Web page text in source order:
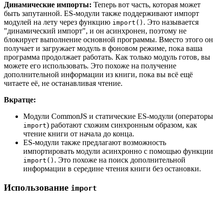
Динамические импорты: Теперь вот часть, которая может
быть запутанной. ES-модули также поддерживают импорт
модулей на лету через функцию import() . Это называется
"динамический импорт", и он асинхронен, поэтому не
блокирует выполнение основной программы. Вместо этого он
получает и загружает модуль в фоновом режиме, пока ваша
программа продолжает работать. Как только модуль готов, вы
можете его использовать. Это похоже на получение
дополнительной информации из книги, пока вы всё ещё
читаете её, не останавливая чтение.
Вкратце:
Модули CommonJS и статические ES-модули (операторы
import) работают схожим синхронным образом, как
чтение книги от начала до конца.
ES-модули также предлагают возможность
импортировать модули асинхронно с помощью функции
import() . Это похоже на поиск дополнительной
информации в середине чтения книги без остановки.
Использование import